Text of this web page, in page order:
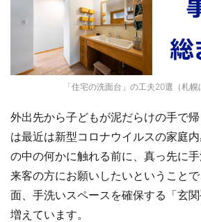
「住宅の洗面台」の工夫20選（札幌
外出先から子どもが泥だらけの手で
は最近は新型コロナウイルスの家庭
の中の何かに触れる前に、真っ先に
来客の方にお願いしたいということ
面、手洗いスペースを確保する「玄
増えています。